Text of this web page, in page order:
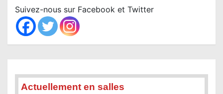
c
h
Suivez-nous sur Facebook et Twitter
Actuellement en salles